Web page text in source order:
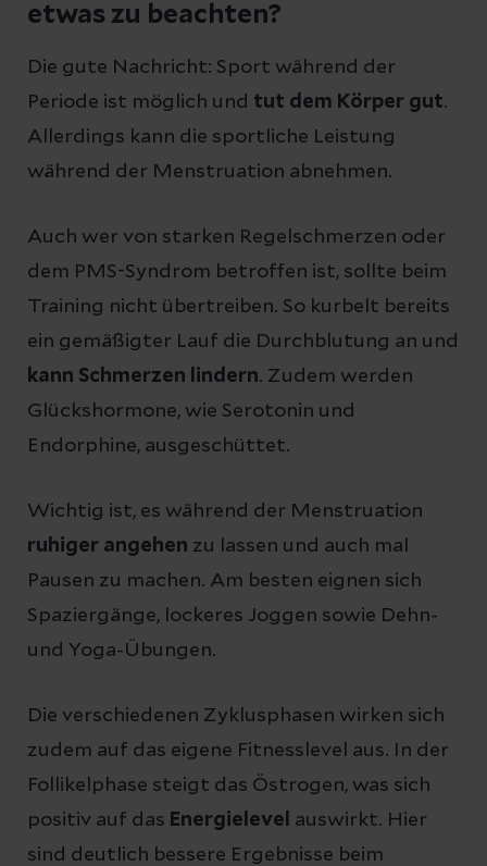
etwas zu beachten?
Die gute Nachricht: Sport während der
Periode ist möglich und tut dem Körper gut.
Allerdings kann die sportliche Leistung
während der Menstruation abnehmen.
Auch wer von starken Regelschmerzen oder
dem PMS-Syndrom betroffen ist, sollte beim
Training nicht übertreiben. So kurbelt bereits
ein gemäßigter Lauf die Durchblutung an und
kann Schmerzen lindern. Zudem werden
Glückshormone, wie Serotonin und
Endorphine, ausgeschüttet.
Wichtig ist, es während der Menstruation
ruhiger angehen zu lassen und auch mal
Pausen zu machen. Am besten eignen sich
Spaziergänge, lockeres Joggen sowie Dehn-
und Yoga-Übungen.
Die verschiedenen Zyklusphasen wirken sich
zudem auf das eigene Fitnesslevel aus. In der
Follikelphase steigt das Östrogen, was sich
positiv auf das Energielevel auswirkt. Hier
sind deutlich bessere Ergebnisse beim